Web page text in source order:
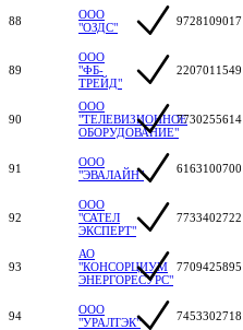
88
ООО
"ОЗДС"
9728109017
89
ООО
"ФБ-
ТРЕЙД"
2207011549
90
ООО
"ТЕЛЕВИЗИОННОЕ
ОБОРУДОВАНИЕ"
7730255614
91
ООО
"ЭВАЛАЙН"
6163100700
92
ООО
"САТЕЛ
ЭКСПЕРТ"
7733402722
93
АО
"КОНСОРЦИУМ
ЭНЕРГОРЕСУРС"
7709425895
94
ООО
"УРАЛТЭК"
7453302718